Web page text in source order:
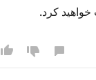
خواهید کرد.